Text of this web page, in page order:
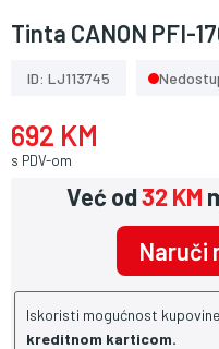
Tinta CANON PFI-
ID: LJ113745
692 KM
s PDV-om
Već od32 KM
Naruči
Iskoristi mogućnost
kreditnom karticom.